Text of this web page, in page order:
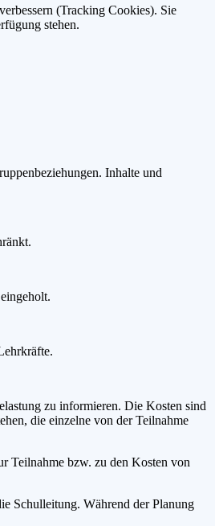
Inhalte und
zu informieren. Die Kosten sind
die einzelne von der Teilnahme
Teilnahme bzw. zu den Kosten von
Schulleitung. Während der Planung
(Tracking Cookies). Sie
stehen.